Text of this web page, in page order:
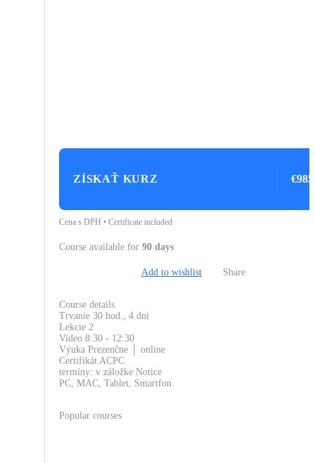
ZÍSKAŤ KURZ €985
Cena s DPH • Certificate included
Course available for 90 days
Add to wishlist Share
Course details
Trvanie 30 hod., 4 dni
Lekcie 2
Video 8:30 - 12:30
Výuka Prezenčne │ online
Certifikát ACPC
termíny: v záložke Notice
PC, MAC, Tablet, Smartfon
Popular courses